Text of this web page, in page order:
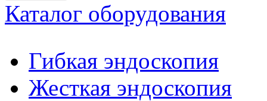
Каталог оборудования
Гибкая эндоскопия
Жесткая эндоскопия